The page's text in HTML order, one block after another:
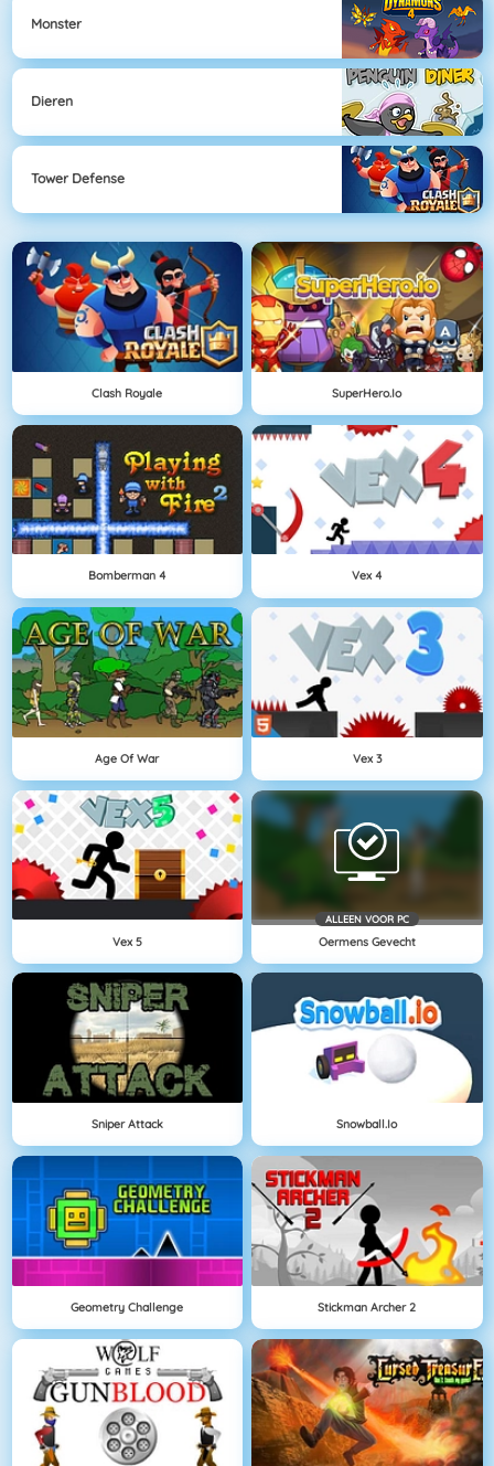
Monster
Dieren
Tower Defense
Clash Royale SuperHero.io
Bomberman 4 Vex 4
Age Of War Vex 3
Vex 5
ALLEEN VOOR PC
Oermens Gevecht
Sniper Attack Snowball.io
Geometry Challenge Stickman Archer 2